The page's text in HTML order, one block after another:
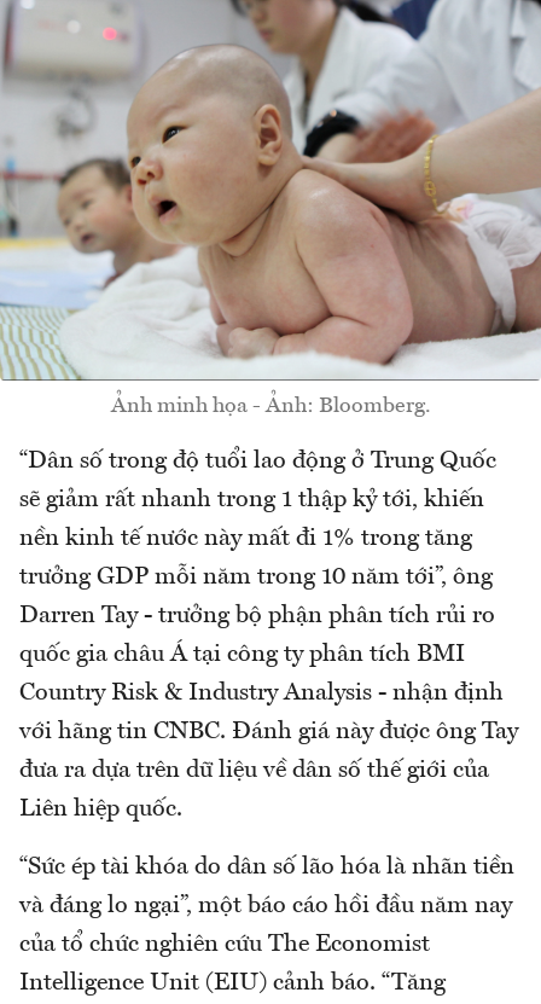
Ảnh minh họa - Ảnh: Bloomberg.
“Dân số trong độ tuổi lao động ở Trung Quốc
sẽ giảm rất nhanh trong 1 thập kỷ tới, khiến
nền kinh tế nước này mất đi 1% trong tăng
trưởng GDP mỗi năm trong 10 năm tới”, ông
Darren Tay - trưởng bộ phận phân tích rủi ro
quốc gia châu Á tại công ty phân tích BMI
Country Risk & Industry Analysis - nhận định
với hãng tin CNBC. Đánh giá này được ông Tay
đưa ra dựa trên dữ liệu về dân số thế giới của
Liên hiệp quốc.
“Sức ép tài khóa do dân số lão hóa là nhãn tiền
và đáng lo ngại”, một báo cáo hồi đầu năm nay
của tổ chức nghiên cứu The Economist
Intelligence Unit (EIU) cảnh báo. “Tăng